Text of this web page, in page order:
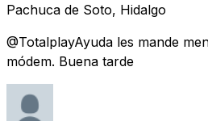
Pachuca de Soto, Hidalgo
@TotalplayAyuda les mande
módem. Buena tarde